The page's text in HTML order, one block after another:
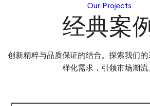
Our Projects
经典案
创新精粹与品质保证的结合。探索我们
样化需求，引领市场潮流